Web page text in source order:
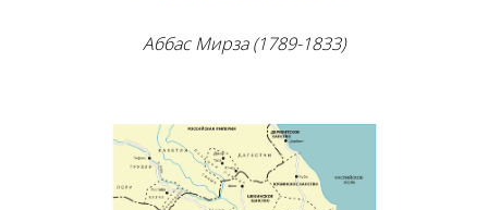
Аббас Мирза (1789-1833)